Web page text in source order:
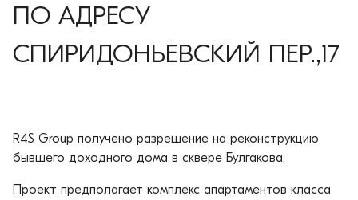
ПО АДРЕСУ
СПИРИДОНЬЕВСКИЙ ПЕР.,17
R4S Group получено разрешение на реконструкцию
бывшего доходного дома в сквере Булгакова.
Проект предполагает комплекс апартаментов класса